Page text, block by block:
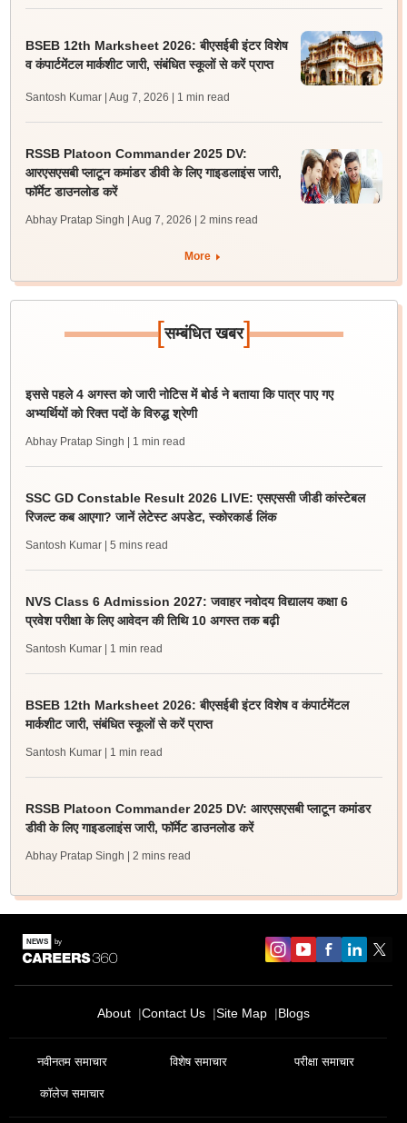
BSEB 12th Marksheet 2026: बीएसईबी इंटर विशेष
व कंपार्टमेंटल मार्कशीट जारी, संबंधित स्कूलों से करें प्राप्त
Santosh Kumar | Aug 7, 2026 | 1 min read
RSSB Platoon Commander 2025 DV:
आरएसएसबी प्लाटून कमांडर डीवी के लिए गाइडलाइंस जारी,
फॉर्मेट डाउनलोड करें
Abhay Pratap Singh | Aug 7, 2026 | 2 mins read
More
[सम्बंधित खबर]
इससे पहले 4 अगस्त को जारी नोटिस में बोर्ड ने बताया कि पात्र पाए गए
अभ्यर्थियों को रिक्त पदों के विरुद्ध श्रेणी
Abhay Pratap Singh | 1 min read
SSC GD Constable Result 2026 LIVE: एसएससी जीडी कांस्टेबल
रिजल्ट कब आएगा? जानें लेटेस्ट अपडेट, स्कोरकार्ड लिंक
Santosh Kumar | 5 mins read
NVS Class 6 Admission 2027: जवाहर नवोदय विद्यालय कक्षा 6
प्रवेश परीक्षा के लिए आवेदन की तिथि 10 अगस्त तक बढ़ी
Santosh Kumar | 1 min read
BSEB 12th Marksheet 2026: बीएसईबी इंटर विशेष व कंपार्टमेंटल
मार्कशीट जारी, संबंधित स्कूलों से करें प्राप्त
Santosh Kumar | 1 min read
RSSB Platoon Commander 2025 DV: आरएसएसबी प्लाटून कमांडर
डीवी के लिए गाइडलाइंस जारी, फॉर्मेट डाउनलोड करें
Abhay Pratap Singh | 2 mins read
About Contact Us Site Map Blogs
नवीनतम समाचार विशेष समाचार परीक्षा समाचार
कॉलेज समाचार